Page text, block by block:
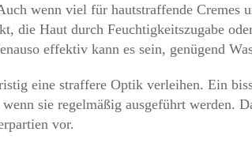
wenn viel für hautstraffende
die Haut durch Feuchtigkeitszugabe
effektiv kann es sein, genügend
eine straffere Optik verleihen. Ein
sie regelmäßig ausgeführt werden.
vor.